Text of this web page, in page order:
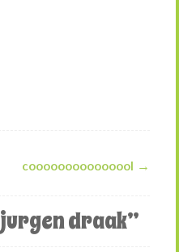
cooooooooooooool →
jurgen draak”